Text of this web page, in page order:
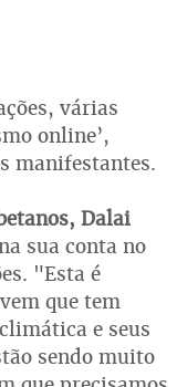
várias
online’,
manifestantes.
Dalai
sua conta no
"Esta é
que tem
e seus
sendo muito